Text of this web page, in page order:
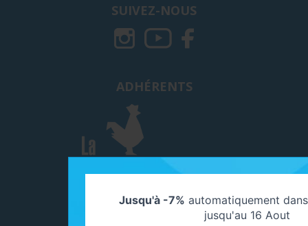
SUIVEZ-NOUS
ADHÉRENTS
Jusqu'à -7% automatiquement
jusqu'au 16 Aout